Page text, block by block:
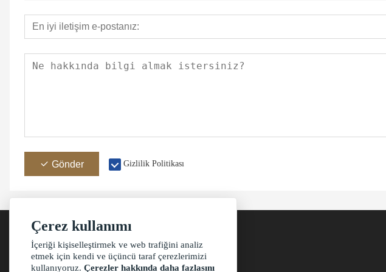
Gönder Gizlilik Politikası
Adres
Çerez kullanımı
İçeriği kişiselleştirmek ve web trafiğini analiz
etmek için kendi ve üçüncü taraf çerezlerimizi
kullanıyoruz. Çerezler hakkında daha fazlasını